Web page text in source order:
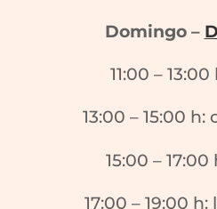
Domingo –
11:00 –
13:00 – 15:00
15:00 –
17:00 – 19:00